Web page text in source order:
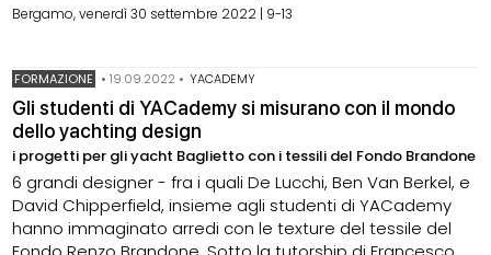
Bergamo, venerdì 30 settembre 2022 | 9-13
FORMAZIONE •19.09.2022 • YACADEMY
Gli studenti di YACademy si misurano con il mondo
dello yachting design
i progetti per gli yacht Baglietto con i tessili del Fondo Brandone
6 grandi designer - fra i quali De Lucchi, Ben Van Berkel, e
David Chipperfield, insieme agli studenti di YACademy
hanno immaginato arredi con le texture del tessile del